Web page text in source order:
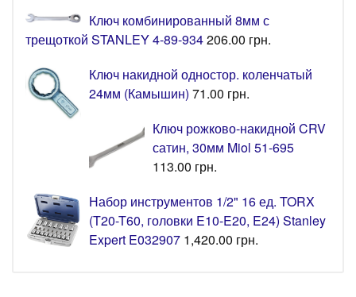
Ключ комбинированный 8мм с
трещоткой STANLEY 4-89-934206.00 грн.
Ключ накидной одностор. коленчатый
24мм (Камышин) 71.00 грн.
Ключ рожково-накидной CRV
сатин, 30мм Miol 51-695
113.00 грн.
Набор инструментов 1/2" 16 ед. TORX
(T20-T60, головки E10-E20, E24) Stanley
Expert E032907 1,420.00 грн.